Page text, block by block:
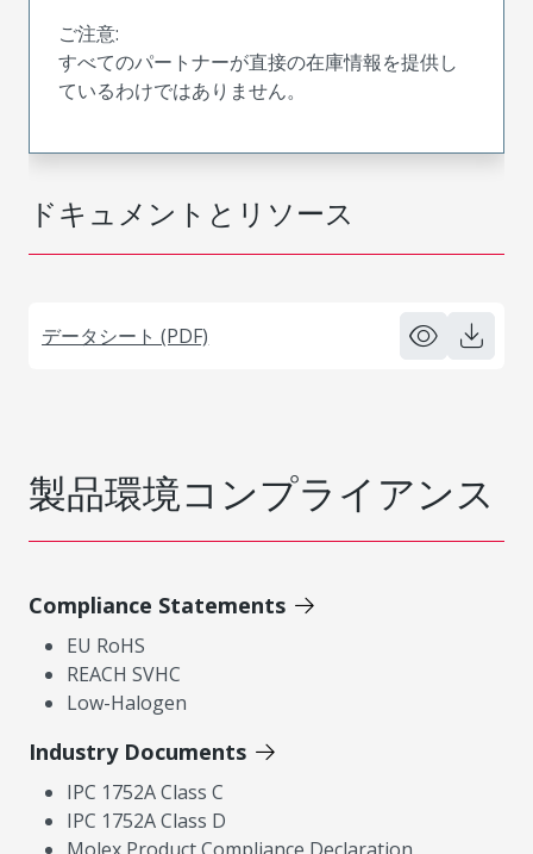
ドキュメントとリソース
データシート (PDF)
ご注意:
すべてのパートナーが直接の在庫情報を提供し
ているわけではありません。
製品環境コンプライアンス
Compliance Statements
EU RoHS
REACH SVHC
Low-Halogen
Industry Documents
IPC 1752A Class C
IPC 1752A Class D
Molex Product Compliance Declaration